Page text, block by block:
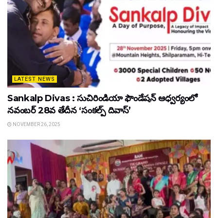
LATEST NEWS
Sankalp Divas : సుచిరిండియా ఫౌండేషన్ ఆధ్వర్యంలో
నవంబర్ 28వ తేదీన ‘సంకల్ప్ దివాస్’
NOVEMBER 26, 2025